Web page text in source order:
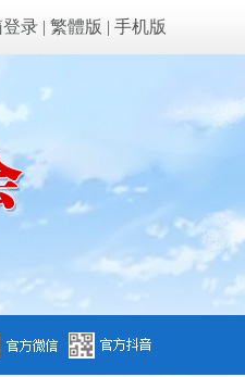
登录 | 繁體版 | 手机版